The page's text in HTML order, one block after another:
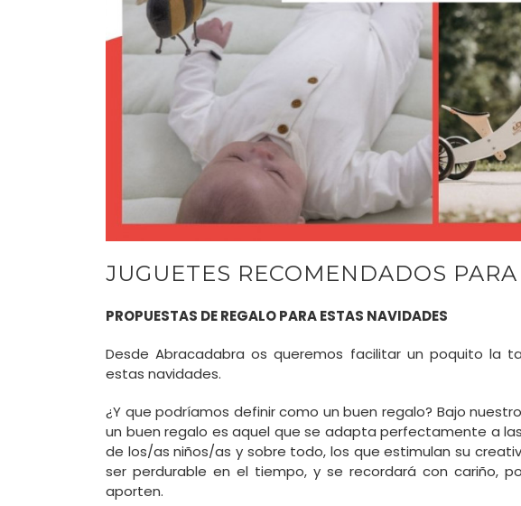
JUGUETES RECOMENDADOS
PROPUESTAS DE REGALO PARA ESTAS NAVIDADES
Desde Abracadabra os queremos facilitar un poquito la
estas navidades.
¿Y que podríamos definir como un buen regalo? Bajo
un buen regalo es aquel que se adapta perfectamente a
de los/as niños/as y sobre todo, los que estimulan su
ser perdurable en el tiempo, y se recordará con cariño,
aporten.